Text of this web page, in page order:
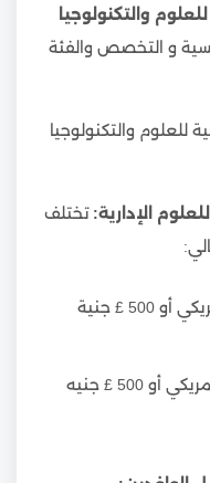
والتكنولوجيا
و التخصص والفئة
للعلوم والتكنولوجيا
الإدارية: تختلف
الشعبة العربية: 1500 $ دولار أمريكي أو 500 £ جنية
الشعبة الانجليزية: 2000 $ دولار أمريكي أو 500 £ جنيه